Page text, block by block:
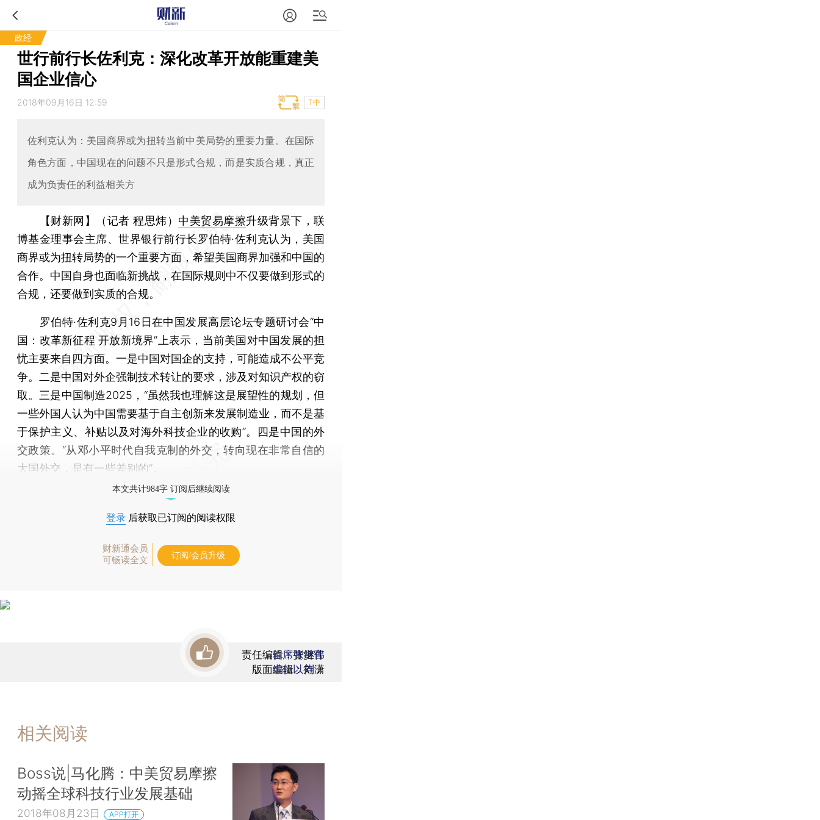
政经
世行前行长佐利克：深化改革开放能重建美
国企业信心
2018年09月16日 12:59 T中
佐利克认为：美国商界或为扭转当前中美局势的重要力量。在国际
角色方面，中国现在的问题不只是形式合规，而是实质合规，真正
成为负责任的利益相关方
【财新网】（记者 程思炜） 中美贸易摩擦升级背景下，联
博基金理事会主席、世界银行前行长罗伯特·佐利克认为，美国
商界或为扭转局势的一个重要方面，希望美国商界加强和中国的
合作。中国自身也面临新挑战，在国际规则中不仅要做到形式的
合规，还要做到实质的合规。
罗伯特·佐利克9月16日在中国发展高层论坛专题研讨会“中
国：改革新征程 开放新境界”上表示，当前美国对中国发展的担
忧主要来自四方面。一是中国对国企的支持，可能造成不公平竞
争。二是中国对外企强制技术转让的要求，涉及对知识产权的窃
取。三是中国制造2025，“虽然我也理解这是展望性的规划，但
一些外国人认为中国需要基于自主创新来发展制造业，而不是基
于保护主义、补贴以及对海外科技企业的收购”。四是中国的外
交政策。“从邓小平时代自我克制的外交，转向现在非常自信的
大国外交，是有一些差别的”。
本文共计984字 订阅后继续阅读
登录 后获取已订阅的阅读权限
财新通会员
可畅读全文
订阅/会员升级
责任编辑：张继伟
版面编辑：刘潇
首席赞赏官
虚位以待
相关阅读
Boss说|马化腾：中美贸易摩擦
动摇全球科技行业发展基础
2018年08月23日 APP打开